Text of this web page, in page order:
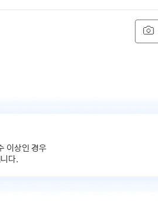
이상인 경우
다.